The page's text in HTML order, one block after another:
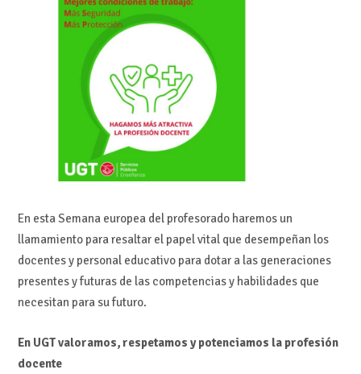
En esta Semana europea del profesorado haremos un
llamamiento para resaltar el papel vital que desempeñan los
docentes y personal educativo para dotar a las generaciones
presentes y futuras de las competencias y habilidades que
necesitan para su futuro.
En UGT valoramos, respetamos y potenciamos la profesión
docente